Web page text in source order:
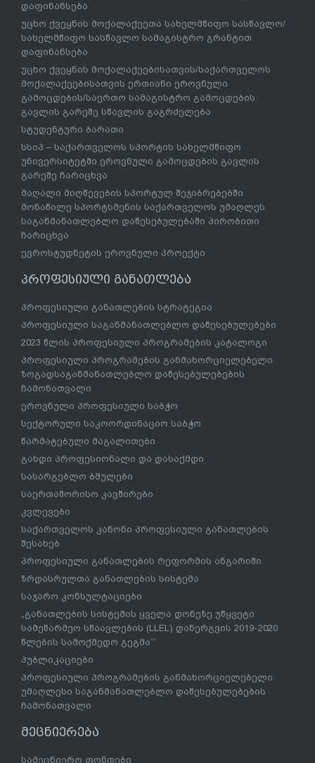
დაფინანსება
უცხო ქვეყნის მოქალაქეეთა სახელმწიფო სასწავლო/
სახელმწიფო სასწავლო სამაგისტრო გრანტით
დაფინანსება
უცხო ქვეყნის მოქალაქეებისათვის/საქართველოს
მოქალაქეებისათვის ერთიანი ეროვნული
გამოცდების/საერთო სამაგისტრო გამოცდების
გავლის გარეშე სწავლის გაგრძელება
სტუდენტური ბარათი
სსიპ – საქართველოს სპორტის სახელმწიფო
უნივერსიტეტში ეროვნული გამოცდების გავლის
გარეშე ჩარიცხვა
მაღალი მიღწევების სპორტულ შეჯიბრებებში
მონაწილე სპორტსმენის საქართველოს უმაღლეს
საგანმანათლებლო დაწესებულებაში პირობითი
ჩარიცხვა
ევროსტუდნეტის ეროვნული პროექტი
პროფესიული განათლება
პროფესიული განათლების სტრატეგია
პროფესიული საგანმანათლებლო დაწესებულებები
2023 წლის პროფესიული პროგრამების კატალოგი
პროფესიული პროგრამების განმახორციელებელი
ზოგადსაგანმანათლებლო დაწესებულებების
ჩამონათვალი
ეროვნული პროფესიული საბჭო
სექტორული საკოორდინაციო საბჭო
წარმატებული მაგალითები
გახდი პროფესიონალი და დასაქმდი
სასარგებლო ბმულები
საერთაშორისო კავშირები
კვლევები
საქართველოს კანონი პროფესიული განათლების
შესახებ
პროფესიული განათლების რეფორმის ანგარიში
ზრდასრულთა განათლების სისტემა
საჯარო კონსულტაციები
„განათლების სისტემის ყველა დონეზე უწყვეტი
სამეწარმეო სწაავლების (LLEL) დანერგვის 2019-2020
წლების სამოქმედო გეგმა“’
პუბლიკაციები
პროფესიული პროგრამების განმახორციელებელი
უმაღლესი საგანმანათლებლო დაწესებულებების
ჩამონათვალი
მეცნიერება
სამეცნიერო ფონდები